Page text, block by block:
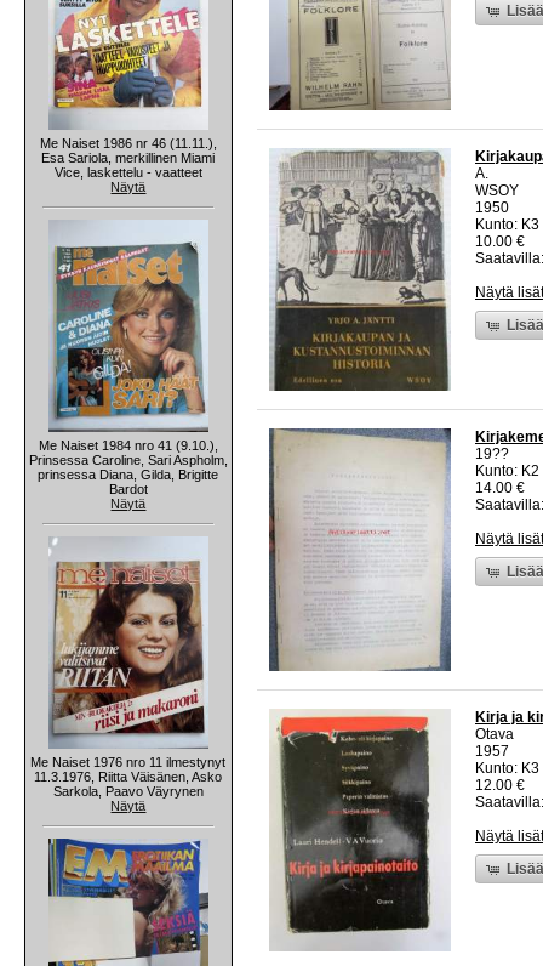
Me Naiset 1986 nr 46 (11.11.),
Esa Sariola, merkillinen Miami
Vice, laskettelu - vaatteet
Näytä
Me Naiset 1984 nro 41 (9.10.),
Prinsessa Caroline, Sari Aspholm,
prinsessa Diana, Gilda, Brigitte
Bardot
Näytä
Me Naiset 1976 nro 11 ilmestynyt
11.3.1976, Riitta Väisänen, Asko
Sarkola, Paavo Väyrynen
Näytä
A.
WSOY
1950
Kunto:
10.00 €
Näytä
19??
Kunto:
14.00 €
Näytä
Kirja ja
Otava
1957
Kunto:
12.00 €
Näytä